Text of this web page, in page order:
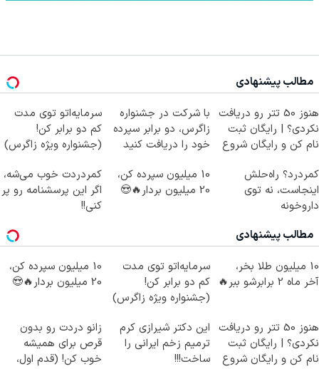
مطالب پیشنهادی
هنوز 50 تتر رو دریافت
نکردی؟ | رایگان ثبت
نام کن و رایگان شروع
با شرکت در جشنواره
زاگرس، دو برابر سپرده
خود را دریافت کنید
سرمایه‌اتو توی مدت
کم دو برابر کن!
(جشنواره ویژه زاگرس)
کمردرد؟ راه‌حلش
اینجاست، نه توی
داروخونه
10 میلیون سپرده کن،
20 میلیون بردار🔥😍
کمردردت خوب می‌شه،
اگر این پرسشنامه رو پر
کنی!!
مطالب پیشنهادی
10 میلیون طلا بخر،
آخر ماه 2 برابرشو ببر🔥
سرمایه‌اتو توی مدت
کم دو برابر کن!
(جشنواره ویژه زاگرس)
10 میلیون سپرده کن،
20 میلیون بردار🔥😍
هنوز 50 تتر رو دریافت
نکردی؟ | رایگان ثبت
نام کن و رایگان شروع
این دکتر شیرازی کرم
ترمیم زخم ایرانی را
ساخت!!!
زانو دردت رو بدون
قرص برای همیشه
خوب کن! (قدم اول،